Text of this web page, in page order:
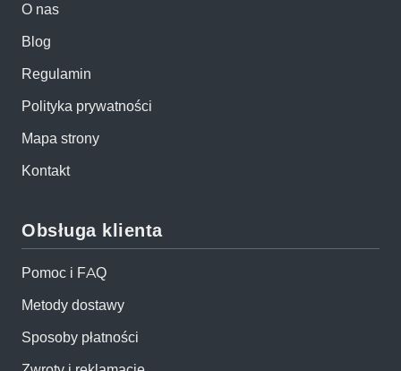
O nas
Blog
Regulamin
Polityka prywatności
Mapa strony
Kontakt
Obsługa klienta
Pomoc i FAQ
Metody dostawy
Sposoby płatności